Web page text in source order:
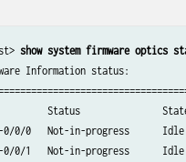
show system firmware optics
Information status:
Status
0/0/0   Not-in-progress      Idle
0/0/1   Not-in-progress